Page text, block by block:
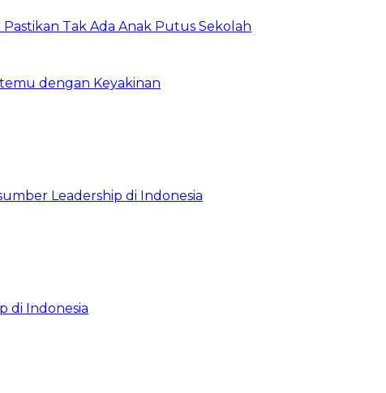
Tak Ada Anak Putus Sekolah
dengan Keyakinan
Leadership di Indonesia
di Indonesia